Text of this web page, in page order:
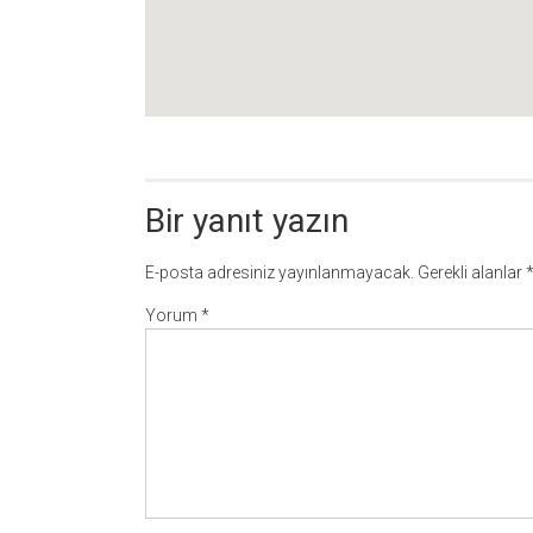
Bir yanıt yazın
E-posta adresiniz yayınlanmayacak. Gerekli alanlar*
Yorum *